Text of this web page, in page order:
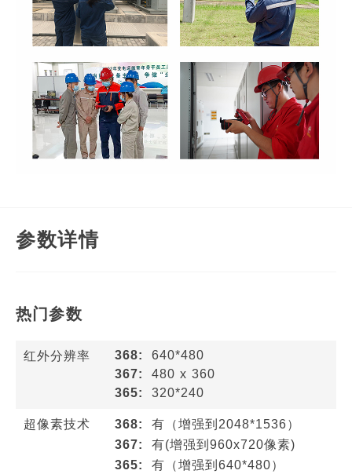
参数详情
热门参数
红外分辨率 368:
640*480
367:
480 x 360
365:
320*240
超像素技术 368:
有（增强到2048*1536）
367:
有(增强到960x720像素)
365:
有（增强到640*480）